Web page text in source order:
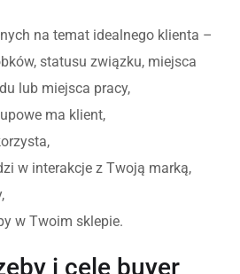
na temat idealnego klienta –
statusu związku, miejsca
lub miejsca pracy,
ma klient,
w interakcje z Twoją marką,
w Twoim sklepie.
i cele buyer